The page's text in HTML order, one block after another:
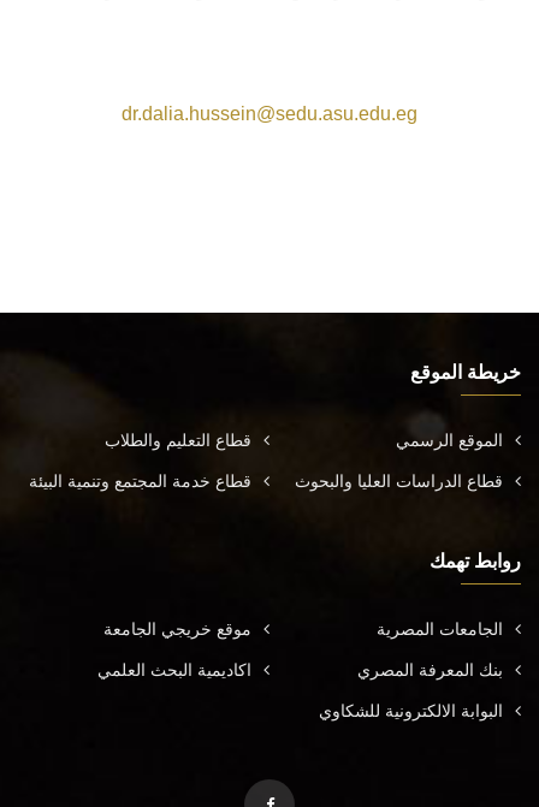
dr.dalia.hussein@sedu.asu.edu.eg
خريطة الموقع
الموقع الرسمي قطاع التعليم والطلاب
قطاع الدراسات العليا والبحوث قطاع خدمة المجتمع وتنمية البيئة
روابط تهمك
الجامعات المصرية موقع خريجي الجامعة
بنك المعرفة المصري اكاديمية البحث العلمي
البوابة الالكترونية للشكاوي